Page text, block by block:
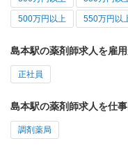
500万円以上 550万円以
島本駅の薬剤師求人を雇
正社員
島本駅の薬剤師求人を仕
調剤薬局